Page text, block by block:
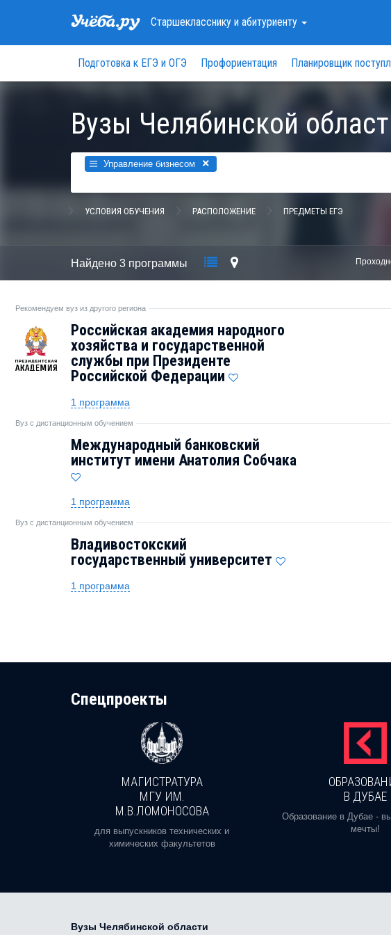
Старшеклассникуи абитуриенту
Подготовка к ЕГЭ и ОГЭ Профориентация Планировщик
Вузы Челябинской
Управление бизнесом ×
УСЛОВИЯ ОБУЧЕНИЯ РАСПОЛОЖЕНИЕ ПРЕДМЕТЫ ЕГЭ
Найдено 3 программы
Рекомендуем вуз из другого региона
Российская академия народного
хозяйства и государственной
службы при Президенте
Российской Федерации
1 программа
Вуз с дистанционным обучением
Международный банковский
институт имени Анатолия Собчака
1 программа
Вуз с дистанционным обучением
Владивостокский
государственный университет
1 программа
Cпецпроекты
МАГИСТРАТУРА
МГУ ИМ.
М.В.ЛОМОНОСОВА
для выпускников технических и
химических факультетов
В ДУБАЕ
Образование в Дубае -
мечты!
Вузы Челябинской области